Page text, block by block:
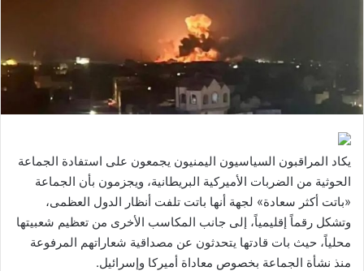
يكاد المراقبون السياسيون اليمنيون يجمعون على استفادة الجماعة
الحوثية من الضربات الأميركية البريطانية، ويجزمون بأن الجماعة
«باتت أكثر سعادة» لجهة أنها باتت تلفت أنظار الدول العظمى،
وتشكل رقماً إقليمياً، إلى جانب المكاسب الأخرى من تعظيم شعبيتها
محلياً، حيث بات قادتها يتحدثون عن مصداقية شعاراتهم المرفوعة
منذ نشأة الجماعة بخصوص معاداة أميركا وإسرائيل.